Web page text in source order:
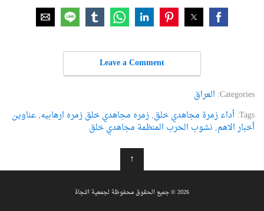
Leave a Comment
Categories: العراق
Tags: أداء زمرة مجاهدي خلق,زمره مجاهدي خلق زمره ارهابیه,عناوین
أخبار الاهم,نشوب الحرب المنظمة مجاهدي خلق
↑
2026 © جميع الحقوق محفوظة لجمعية النجاة